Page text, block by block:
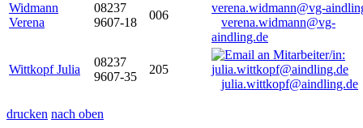
Widmann
Verena
08237
9607-18
006
verena.widmann@vg-
aindling.de
Wittkopf Julia
08237
9607-35
205
julia.wittkopf@aindling.de
drucken nach oben